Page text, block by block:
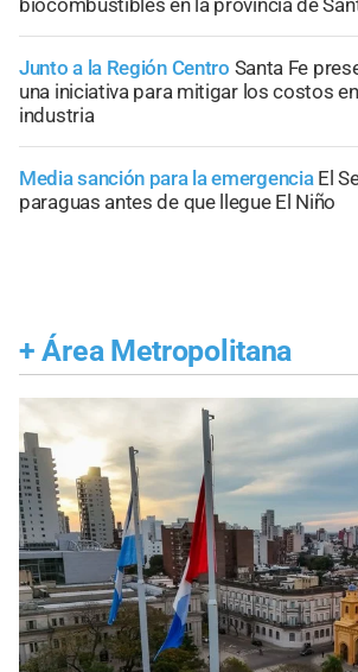
biocombustibles en la provincia de
Junto a la Región Centro Santa Fe
una iniciativa para mitigar los costos
industria
Media sanción para la emergencia El
paraguas antes de que llegue El Niño
+ Área Metropolitana